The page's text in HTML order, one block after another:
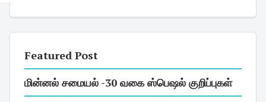
Featured Post
மின்னல் சமையல் -30 வகை ஸ்பெஷல் குறிப்புகள்